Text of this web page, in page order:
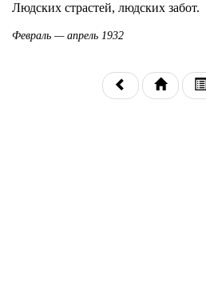
Людских страстей, людских забот.
Февраль — апрель 1932